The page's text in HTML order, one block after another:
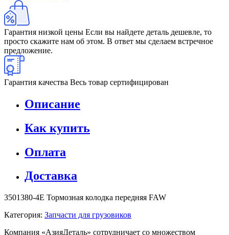
Гарантия низкой цены Если вы найдете деталь дешевле, то
просто скажите нам об этом. В ответ мы сделаем встречное
предложение.
Гарантия качества Весь товар сертифицирован
Описание
Как купить
Оплата
Доставка
3501380-4E Тормозная колодка передняя FAW
Категория: Запчасти для грузовиков
Компания «АзияДеталь» сотрудничает со множеством